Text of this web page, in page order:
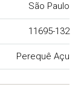
São Paulo
11695-132
Perequê Açu